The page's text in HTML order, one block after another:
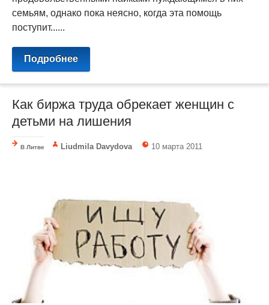
семьям, однако пока неясно, когда эта помощь
поступит......
Подробнее
Как биржа труда обрекает женщин с
детьми на лишения
В Литве Liudmila Davydova 10 марта 2011